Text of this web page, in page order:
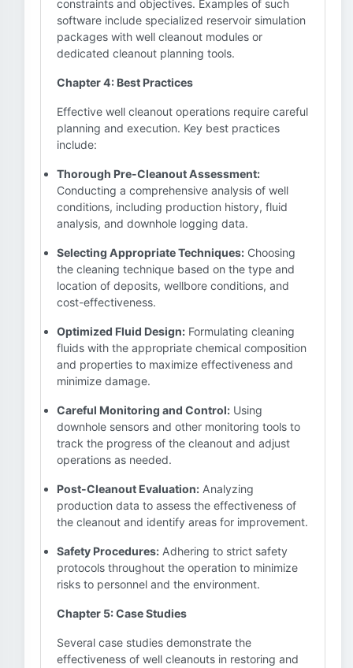
constraints and objectives. Examples of such
software include specialized reservoir simulation
packages with well cleanout modules or
dedicated cleanout planning tools.
Chapter 4: Best Practices
Effective well cleanout operations require careful
planning and execution. Key best practices
include:
Thorough Pre-Cleanout Assessment:
Conducting a comprehensive analysis of well
conditions, including production history, fluid
analysis, and downhole logging data.
Selecting Appropriate Techniques: Choosing
the cleaning technique based on the type and
location of deposits, wellbore conditions, and
cost-effectiveness.
Optimized Fluid Design: Formulating cleaning
fluids with the appropriate chemical composition
and properties to maximize effectiveness and
minimize damage.
Careful Monitoring and Control: Using
downhole sensors and other monitoring tools to
track the progress of the cleanout and adjust
operations as needed.
Post-Cleanout Evaluation: Analyzing
production data to assess the effectiveness of
the cleanout and identify areas for improvement.
Safety Procedures: Adhering to strict safety
protocols throughout the operation to minimize
risks to personnel and the environment.
Chapter 5: Case Studies
Several case studies demonstrate the
effectiveness of well cleanouts in restoring and